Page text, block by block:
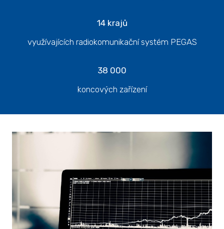
14 krajů
využívajících radiokomunikační systém PEGAS
38 000
koncových zařízení